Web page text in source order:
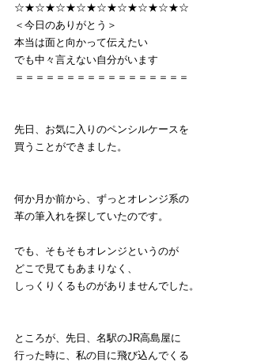
☆★☆★☆★☆★☆★☆★☆★☆★☆
＜今日のありがとう＞
本当は面と向かって伝えたい
でも中々言えない自分がいます
＝＝＝＝＝＝＝＝＝＝＝＝＝＝＝＝＝
先日、お気に入りのペンシルケースを
買うことができました。
何か月か前から、ずっとオレンジ系の
革の筆入れを探していたのです。
でも、そもそもオレンジというのが
どこで見てもあまりなく、
しっくりくるものがありませんでした。
ところが、先日、名駅のJR高島屋に
行った時に、私の目に飛び込んでくる